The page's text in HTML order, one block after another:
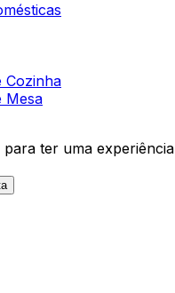
Cozinha
Mesa
para ter uma experiência